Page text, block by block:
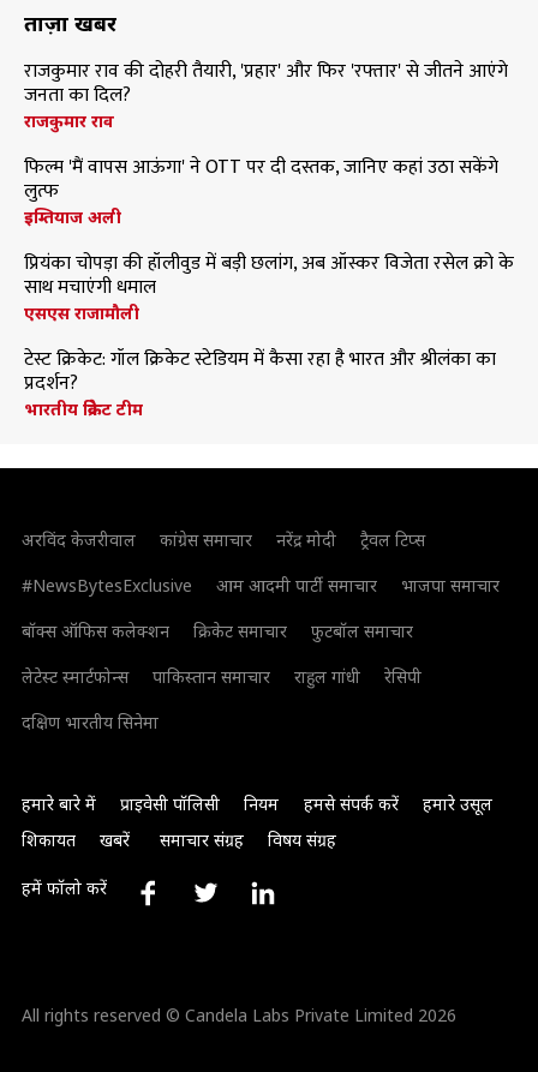
ताज़ा खबरें
राजकुमार राव की दोहरी तैयारी, 'प्रहार' और फिर 'रफ्तार' से जीतने आएंगे
जनता का दिल?
राजकुमार राव
फिल्म 'मैं वापस आऊंगा' ने OTT पर दी दस्तक, जानिए कहां उठा सकेंगे
लुत्फ
इम्तियाज अली
प्रियंका चोपड़ा की हॉलीवुड में बड़ी छलांग, अब ऑस्कर विजेता रसेल क्रो के
साथ मचाएंगी धमाल
एसएस राजामौली
टेस्ट क्रिकेट: गॉल क्रिकेट स्टेडियम में कैसा रहा है भारत और श्रीलंका का
प्रदर्शन?
भारतीय क्रिकेट टीम
अरविंद केजरीवाल कांग्रेस समाचार नरेंद्र मोदी
ट्रैवल टिप्स
#NewsBytesExclusive
आम आदमी पार्टी समाचार
भाजपा समाचार
बॉक्स ऑफिस कलेक्शन
क्रिकेट समाचार
फुटबॉल समाचार
लेटेस्ट स्मार्टफोन्स
पाकिस्तान समाचार राहुल गांधी
रेसिपी
दक्षिण भारतीय सिनेमा
हमारे बारे में प्राइवेसी पॉलिसी नियम हमसे संपर्क करें
हमारे उसूल
शिकायत
खबरें समाचार संग्रह विषय संग्रह
हमें फॉलो करें
All rights reserved © Candela Labs Private Limited 2026